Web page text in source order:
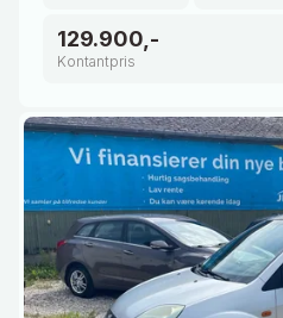
129.900,-
Kontantpris